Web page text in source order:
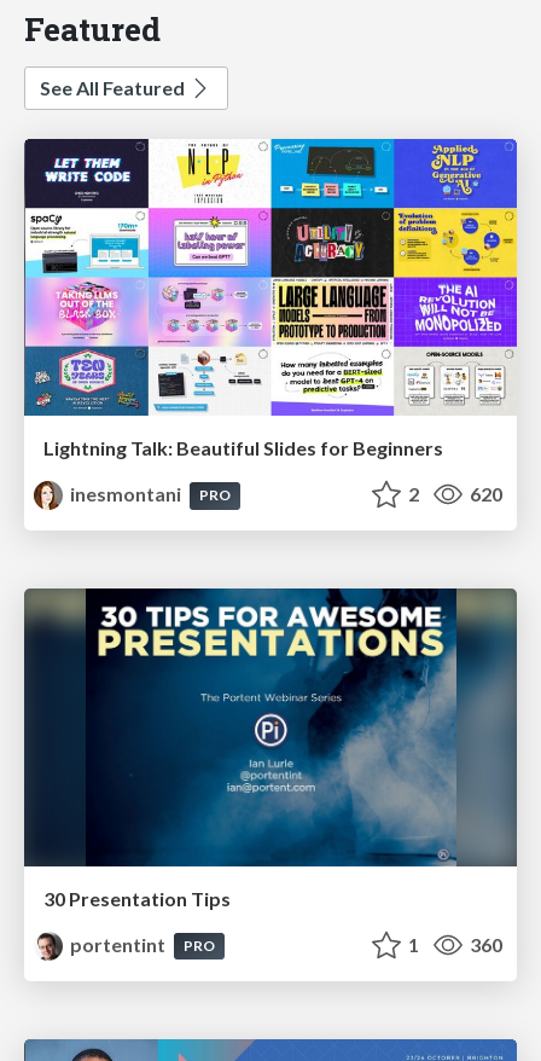
Featured
See All Featured
Lightning Talk: Beautiful Slides for Beginners
inesmontani
PRO 2 620
30 Presentation Tips
portentint
PRO 1 360